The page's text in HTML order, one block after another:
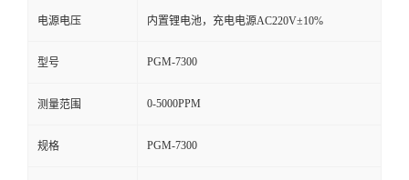
言
电源电压 内置锂电池，充电电源AC220V±10%
型号 PGM-7300
测量范围 0-5000PPM
规格 PGM-7300